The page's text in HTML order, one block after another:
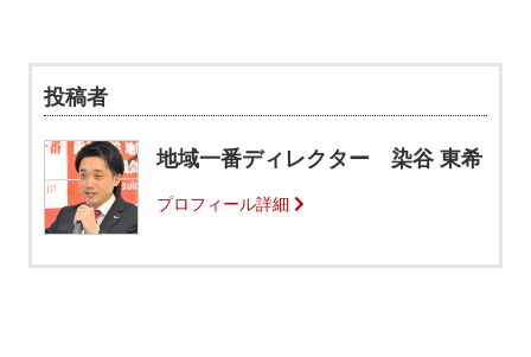
投稿者
地域一番ディレクター 染谷 東希
プロフィール詳細